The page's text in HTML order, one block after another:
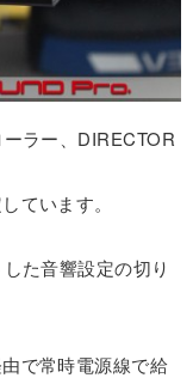
ラー、DIRECTOR
ています。
た音響設定の切り
で常時電源線で給